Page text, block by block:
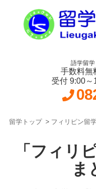
語学留
手数料無
受付 9:00
留学トップ フィリピン留
「フィリ
ま